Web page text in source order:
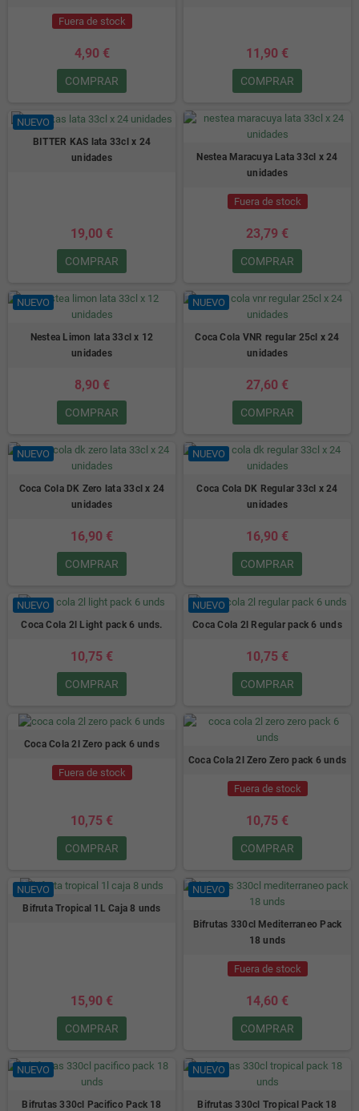
Fuera de stock
4,90 €
COMPRAR
11,90 €
COMPRAR
NUEVO
BITTER KAS lata 33cl x 24
unidades
19,00 €
COMPRAR
Nestea Maracuya Lata 33cl x 24
unidades
Fuera de stock
23,79 €
COMPRAR
NUEVO
Nestea Limon lata 33cl x 12
unidades
8,90 €
COMPRAR
NUEVO
Coca Cola VNR regular 25cl x 24
unidades
27,60 €
COMPRAR
NUEVO
Coca Cola DK Zero lata 33cl x 24
unidades
16,90 €
COMPRAR
NUEVO
Coca Cola DK Regular 33cl x 24
unidades
16,90 €
COMPRAR
NUEVO
Coca Cola 2l Light pack 6 unds.
10,75 €
COMPRAR
NUEVO
Coca Cola 2l Regular pack 6 unds
10,75 €
COMPRAR
Coca Cola 2l Zero pack 6 unds
Fuera de stock
10,75 €
COMPRAR
Coca Cola 2l Zero Zero pack 6 unds
Fuera de stock
10,75 €
COMPRAR
NUEVO
Bifruta Tropical 1L Caja 8 unds
15,90 €
COMPRAR
NUEVO
Bifrutas 330cl Mediterraneo Pack
18 unds
Fuera de stock
14,60 €
COMPRAR
NUEVO
Bifrutas 330cl Pacifico Pack 18
NUEVO
Bifrutas 330cl Tropical Pack 18